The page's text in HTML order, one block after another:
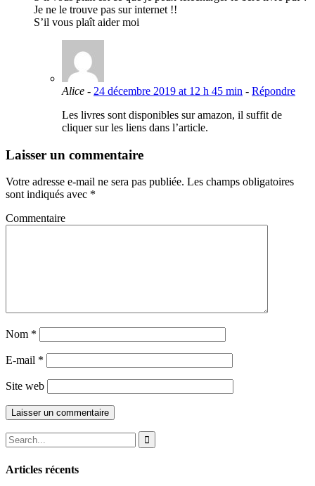
Je ne le trouve pas sur internet !!
S’il vous plaît aider moi
Alice - 24 décembre 2019 at 12 h 45 min - Répondre
Les livres sont disponibles sur amazon, il suffit de
cliquer sur les liens dans l’article.
Laisser un commentaire
Votre adresse e-mail ne sera pas publiée. Les champs obligatoires
sont indiqués avec *
Commentaire
Nom *
E-mail *
Site web
Articles récents